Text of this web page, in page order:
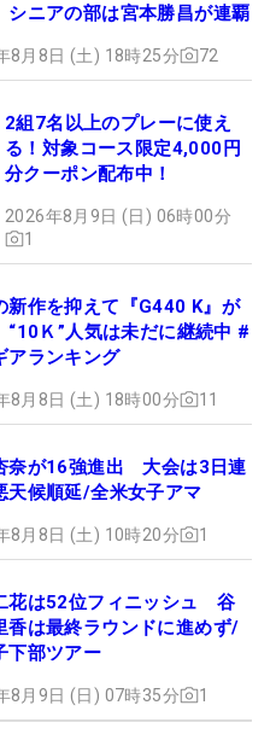
ニアの部は宮本勝昌が連覇
8月8日 (土) 18時25分 72
2組7名以上のプレーに使え
る！対象コース限定4,000円
分クーポン配布中！
2026年8月9日 (日) 06時00分
1
新作を抑えて『G440 K』が
Ｋ”人気は未だに継続中 #
アランキング
8月8日 (土) 18時00分 11
奈が16強進出 大会は3日連
天候順延/全米女子アマ
8月8日 (土) 10時20分 1
花は52位フィニッシュ 谷
香は最終ラウンドに進めず/
下部ツアー
8月9日 (日) 07時35分 1